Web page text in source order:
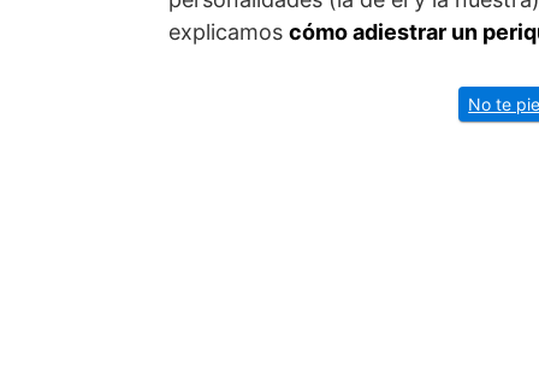
explicamos cómo adiestrar un
No te